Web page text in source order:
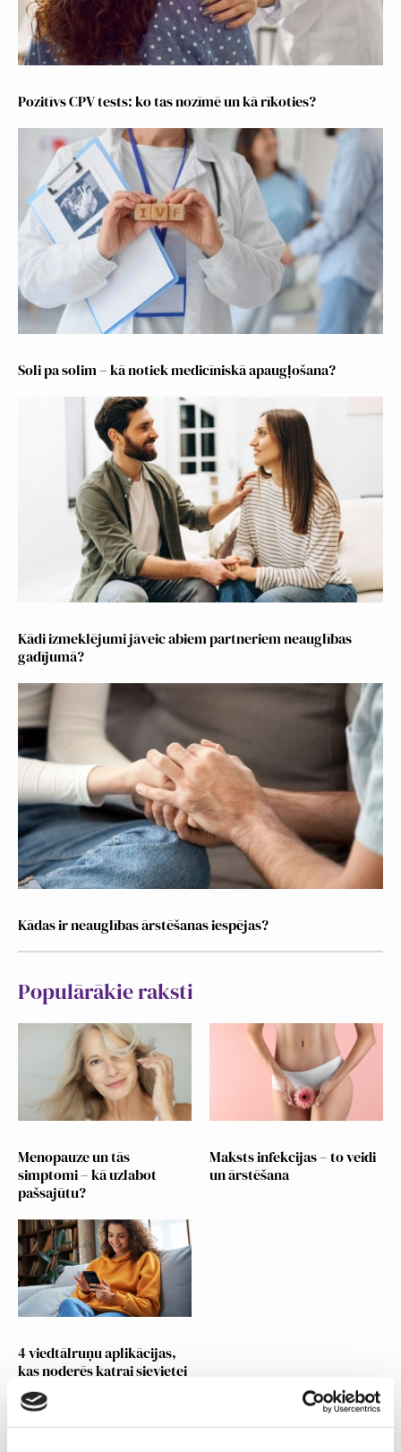
Pozitīvs CPV tests: ko tas nozīmē un kā rīkoties?
Soli pa solim – kā notiek medicīniskā apaugļošana?
Kādi izmeklējumi jāveic abiem partneriem neauglības
gadījumā?
Kādas ir neauglības ārstēšanas iespējas?
Populārākie raksti
Menopauze un tās
simptomi – kā uzlabot
pašsajūtu?
Maksts infekcijas – to veidi
un ārstēšana
4 viedtālruņu aplikācijas,
kas noderēs katrai sievietei
Jaunākie raksti